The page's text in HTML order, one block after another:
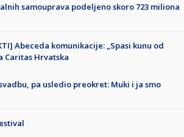
samouprava podeljeno skoro 723 miliona
Abeceda komunikacije: „Spasi kunu od
Caritas Hrvatska
pa usledio preokret: Muki i ja smo